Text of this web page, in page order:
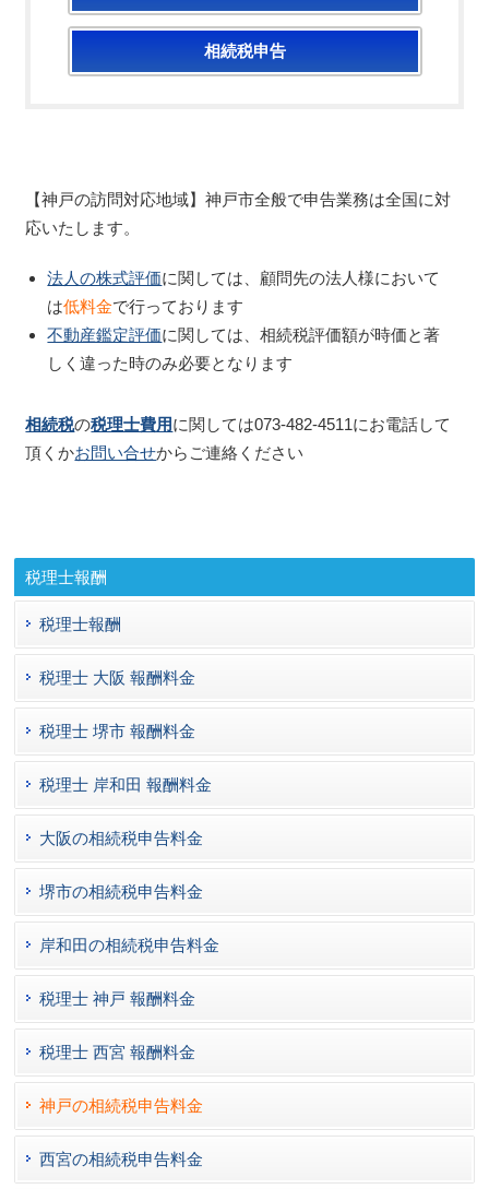
相続税申告
【神戸の訪問対応地域】神戸市全般で申告業務は全国に対
応いたします。
法人の株式評価に関しては、顧問先の法人様において
は低料金で行っております
不動産鑑定評価に関しては、相続税評価額が時価と著
しく違った時のみ必要となります
相続税の税理士費用に関しては073-482-4511にお電話して
頂くかお問い合せからご連絡ください
税理士報酬
税理士報酬
税理士 大阪 報酬料金
税理士 堺市 報酬料金
税理士 岸和田 報酬料金
大阪の相続税申告料金
堺市の相続税申告料金
岸和田の相続税申告料金
税理士 神戸 報酬料金
税理士 西宮 報酬料金
神戸の相続税申告料金
西宮の相続税申告料金